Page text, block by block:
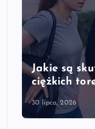
Jakie są
ciężkich
30 lipca, 2026